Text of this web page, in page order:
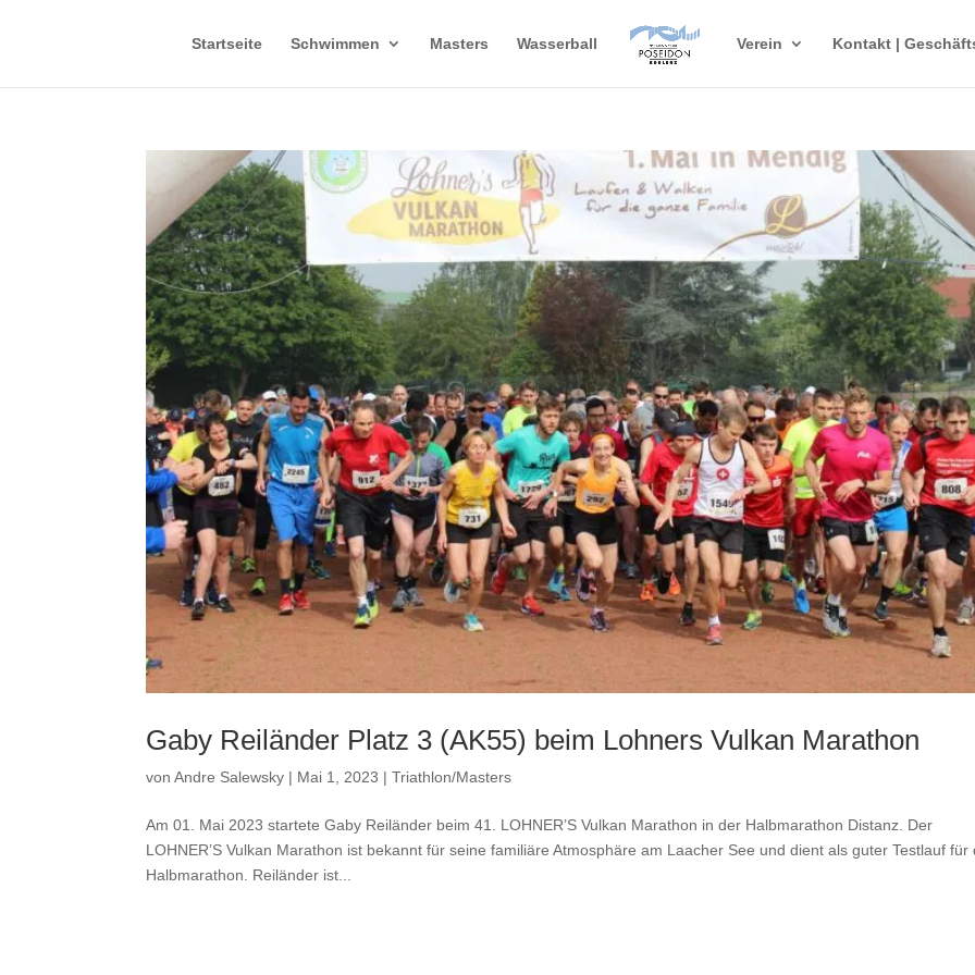
Startseite Schwimmen Masters Wasserball Verein Kontakt |
Gaby Reiländer Platz 3 (AK55) beim Lohners Vulkan Marathon
vonAndre Salewsky | Mai 1, 2023 |Triathlon/Masters
Am 01. Mai 2023 startete Gaby Reiländer beim 41. LOHNER’S Vulkan Marathon in der Halbmarathon Distanz. Der
LOHNER’S Vulkan Marathon ist bekannt für seine familiäre Atmosphäre am Laacher See und dient als guter Testlauf für
Halbmarathon. Reiländer ist...